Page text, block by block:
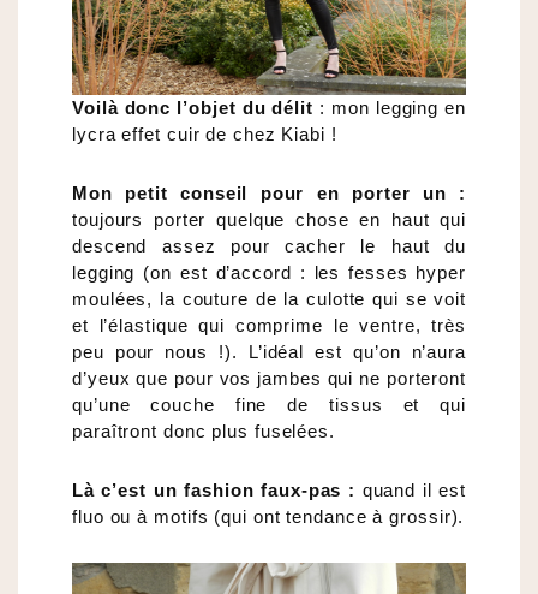
Voilà donc l’objet du délit : mon legging en
lycra effet cuir de chez Kiabi !
Mon petit conseil pour en porter un :
toujours porter quelque chose en haut qui
descend assez pour cacher le haut du
legging (on est d’accord : les fesses hyper
moulées, la couture de la culotte qui se voit
et l’élastique qui comprime le ventre, très
peu pour nous !). L’idéal est qu’on n’aura
d’yeux que pour vos jambes qui ne porteront
qu’une couche fine de tissus et qui
paraîtront donc plus fuselées.
Là c’est un fashion faux-pas : quand il est
fluo ou à motifs (qui ont tendance à grossir).